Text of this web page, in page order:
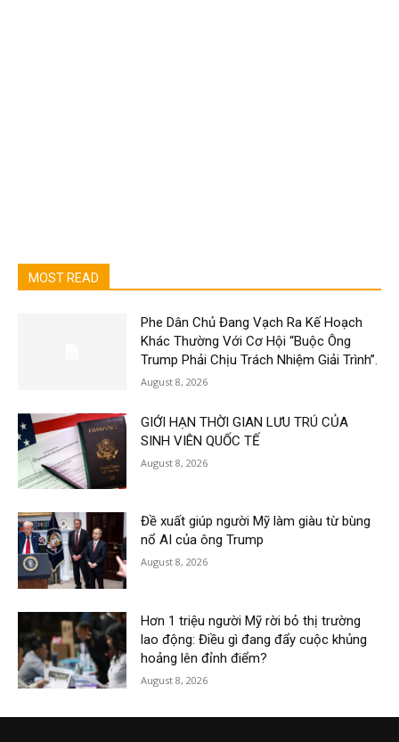
MOST READ
Phe Dân Chủ Đang Vạch Ra Kế Hoạch
Khác Thường Với Cơ Hội “Buộc Ông
Trump Phải Chịu Trách Nhiệm Giải Trình”.
August 8, 2026
GIỚI HẠN THỜI GIAN LƯU TRÚ CỦA
SINH VIÊN QUỐC TẾ
August 8, 2026
Đề xuất giúp người Mỹ làm giàu từ bùng
nổ AI của ông Trump
August 8, 2026
Hơn 1 triệu người Mỹ rời bỏ thị trường
lao động: Điều gì đang đẩy cuộc khủng
hoảng lên đỉnh điểm?
August 8, 2026